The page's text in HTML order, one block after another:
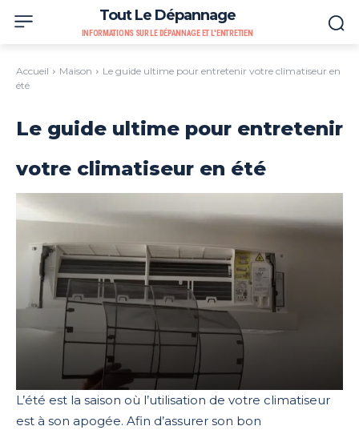
Tout Le Dépannage
INFORMATIONS SUR LE DÉPANNAGE ET L'ENTRETIEN
Accueil Maison
Le guide ultime pour entretenir votre climatiseur en
été
Le guide ultime pour entretenir
votre climatiseur en été
L’été est la saison où l’utilisation de votre climatiseur
est à son apogée. Afin d’assurer son bon